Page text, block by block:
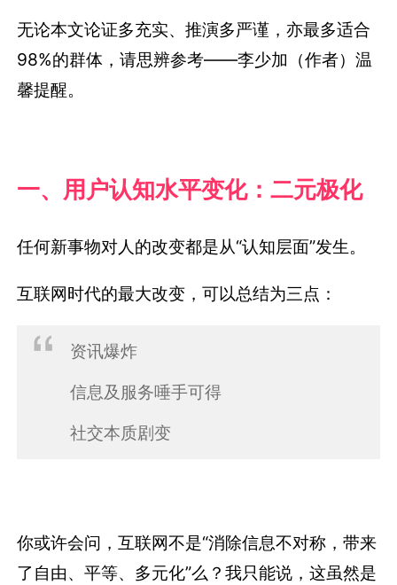
无论本文论证多充实、推演多严谨，亦最多适合
98%的群体，请思辨参考——李少加（作者）温
馨提醒。
一、用户认知水平变化：二元极化
任何新事物对人的改变都是从“认知层面”发生。
互联网时代的最大改变，可以总结为三点：
资讯爆炸
信息及服务唾手可得
社交本质剧变
你或许会问，互联网不是“消除信息不对称，带来
了自由、平等、多元化”么？我只能说，这虽然是